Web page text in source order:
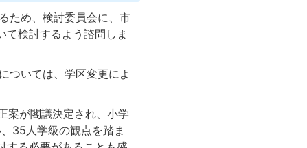
ため、検討委員会に、市
検討するよう諮問しま
ついては、学区変更によ
案が閣議決定され、小学
35人学級の観点を踏ま